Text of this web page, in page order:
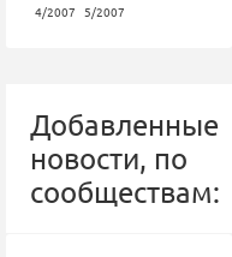
4/2007 5/2007
Добавленные
новости, по
сообществам: